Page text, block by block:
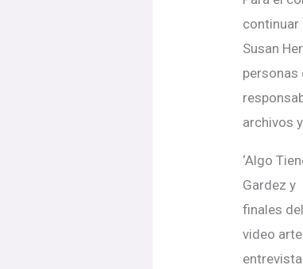
continuar
Susan
personas
archivos
‘Algo
Gardez y
finales
video